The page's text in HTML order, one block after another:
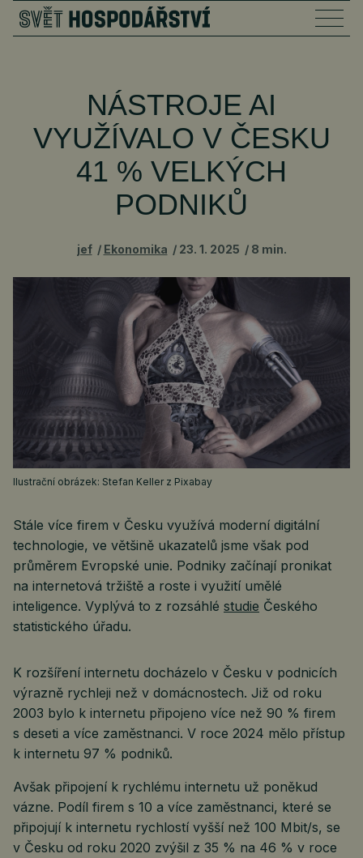
NÁSTROJE AI
VYUŽÍVALO V ČESKU
41 % VELKÝCH
PODNIKŮ
jef Ekonomika 23. 1. 2025 8 min.
Ilustrační obrázek: Stefan Keller z Pixabay
Stále více firem v Česku využívá moderní digitální
technologie, ve většině ukazatelů jsme však pod
průměrem Evropské unie. Podniky začínají pronikat
na internetová tržiště a roste i využití umělé
inteligence. Vyplývá to z rozsáhlé studie Českého
statistického úřadu.
K rozšíření internetu docházelo v Česku v podnicích
výrazně rychleji než v domácnostech. Již od roku
2003 bylo k internetu připojeno více než 90 % firem
s deseti a více zaměstnanci. V roce 2024 mělo přístup
k internetu 97 % podniků.
Avšak připojení k rychlému internetu už poněkud
vázne. Podíl firem s 10 a více zaměstnanci, které se
připojují k internetu rychlostí vyšší než 100 Mbit/s, se
v Česku od roku 2020 zvýšil z 35 % na 46 % v roce